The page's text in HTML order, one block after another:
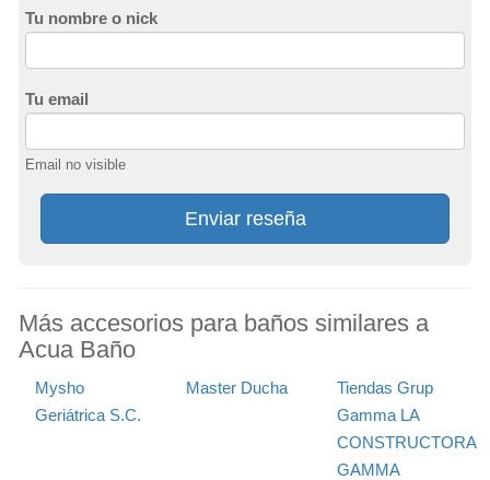
Tu nombre o nick
Tu email
Email no visible
Enviar reseña
Más accesorios para baños similares a
Acua Baño
Mysho
Geriátrica S.C.
Master Ducha
Tiendas Grup
Gamma LA
CONSTRUCTORA
GAMMA